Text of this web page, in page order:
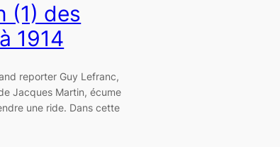
(1) des
1914
reporter Guy Lefranc,
Jacques Martin, écume
une ride. Dans cette